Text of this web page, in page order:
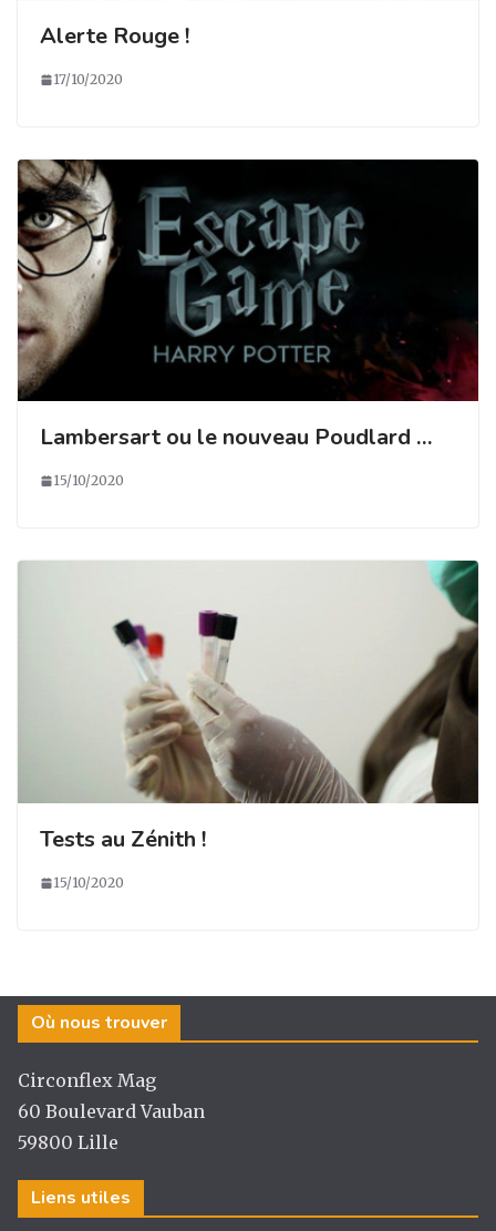
Alerte Rouge !
17/10/2020
Lambersart ou le nouveau Poudlard …
15/10/2020
Tests au Zénith !
15/10/2020
Où nous trouver
Circonflex Mag
60 Boulevard Vauban
59800 Lille
Liens utiles